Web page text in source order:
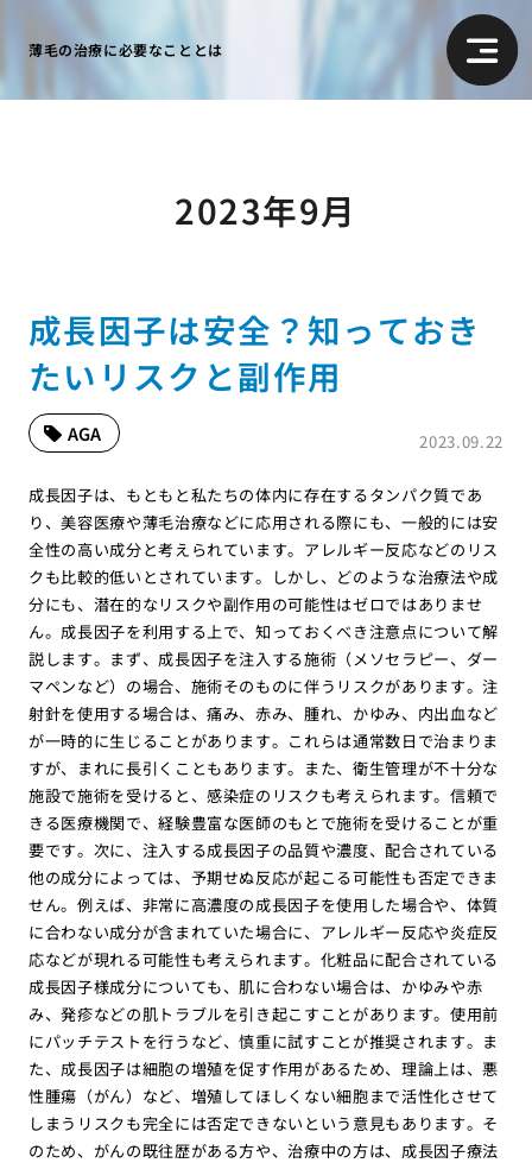
薄毛の治療に必要なこととは
2023年9月
成長因子は安全？知っておき
たいリスクと副作用
2023.09.22
AGA
成長因子は、もともと私たちの体内に存在するタンパク質であ
り、美容医療や薄毛治療などに応用される際にも、一般的には安
全性の高い成分と考えられています。アレルギー反応などのリス
クも比較的低いとされています。しかし、どのような治療法や成
分にも、潜在的なリスクや副作用の可能性はゼロではありませ
ん。成長因子を利用する上で、知っておくべき注意点について解
説します。まず、成長因子を注入する施術（メソセラピー、ダー
マペンなど）の場合、施術そのものに伴うリスクがあります。注
射針を使用する場合は、痛み、赤み、腫れ、かゆみ、内出血など
が一時的に生じることがあります。これらは通常数日で治まりま
すが、まれに長引くこともあります。また、衛生管理が不十分な
施設で施術を受けると、感染症のリスクも考えられます。信頼で
きる医療機関で、経験豊富な医師のもとで施術を受けることが重
要です。次に、注入する成長因子の品質や濃度、配合されている
他の成分によっては、予期せぬ反応が起こる可能性も否定できま
せん。例えば、非常に高濃度の成長因子を使用した場合や、体質
に合わない成分が含まれていた場合に、アレルギー反応や炎症反
応などが現れる可能性も考えられます。化粧品に配合されている
成長因子様成分についても、肌に合わない場合は、かゆみや赤
み、発疹などの肌トラブルを引き起こすことがあります。使用前
にパッチテストを行うなど、慎重に試すことが推奨されます。ま
た、成長因子は細胞の増殖を促す作用があるため、理論上は、悪
性腫瘍（がん）など、増殖してほしくない細胞まで活性化させて
しまうリスクも完全には否定できないという意見もあります。そ
のため、がんの既往歴がある方や、治療中の方は、成長因子療法